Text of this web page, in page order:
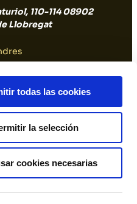
todas las cookies
la selección
cookies necesarias
110-114 08902
Llobregat